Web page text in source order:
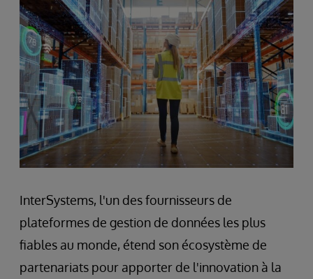
InterSystems, l'un des fournisseurs de
plateformes de gestion de données les plus
fiables au monde, étend son écosystème de
partenariats pour apporter de l'innovation à la